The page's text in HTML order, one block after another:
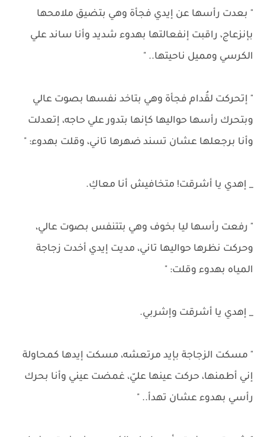
" بعدت رأسها عن إيدي فجأة وهي بتضيق ملامحها
بإنزعاج، راقبت إنفعالتها بهدوء شديد وأنا ساند علي
الكرسي ومميل ناحيتها.. "
" إتحركت لقُدام فجأة وهي بتاخد نفسها بصوت عالي
وبتحرك رأسها حواليها كإنها بتدور علي حاجه، إتعدلت
وأنا برجعلها عشان تسند ضهرها تاني، وقلت بهدوء: "
_ إهدي يا أشرقت! متخافيش أنا معاكِ.
" رفعت رأسها ليا بخوف وهي بتتنفس بصوت عالي،
وحركت نظرها حواليها تاني، مديت إيدي أخدت زجاجة
المياه بهدوء وقلت: "
_ إهدي يا أشرقت وإشربي.
" مسكت الزجاجة بإيد مرتعشه، مسكت إيدها كمحاولة
إني أطمنها، حركت عينها عليّ، غمضت عيني وأنا بحرك
رأسي بهدوء عشان تهدأ.. "